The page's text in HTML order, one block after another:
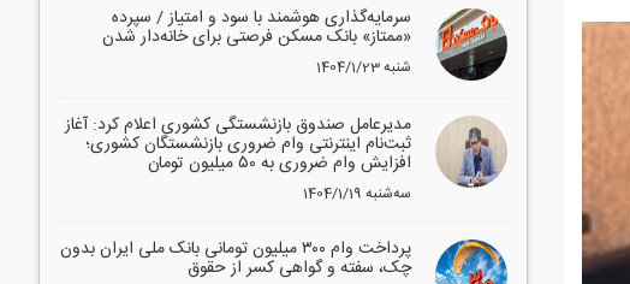
سرمایه‌گذاری هوشمند با سود و امتیاز / سپرده
«ممتاز» بانک مسکن فرصتی برای خانه‌دار شدن
1404/1/23 شنبه
مدیرعامل صندوق بازنشستگی کشوری اعلام کرد: آغاز
ثبت‌نام اینترنتی وام ضروری بازنشستگان کشوری؛
افزایش وام ضروری به ۵۰ میلیون تومان
1404/1/19 سه‌شنبه
پرداخت وام ۳۰۰ میلیون تومانی بانک ملی ایران بدون
چک، سفته و گواهی کسر از حقوق